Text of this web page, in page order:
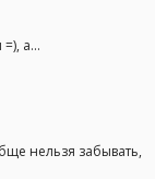
а...
нельзя забывать,